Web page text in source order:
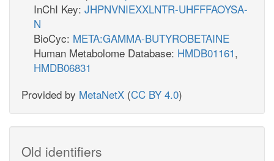
InChI Key: JHPNVNIEXXLNTR-UHFFFAOYSA-
N
BioCyc: META:GAMMA-BUTYROBETAINE
Human Metabolome Database: HMDB01161,
HMDB06831
Provided by MetaNetX (CC BY 4.0)
Old identifiers